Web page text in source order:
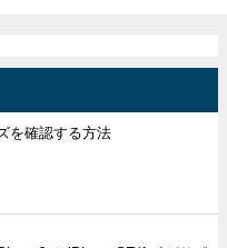
を確認する方法